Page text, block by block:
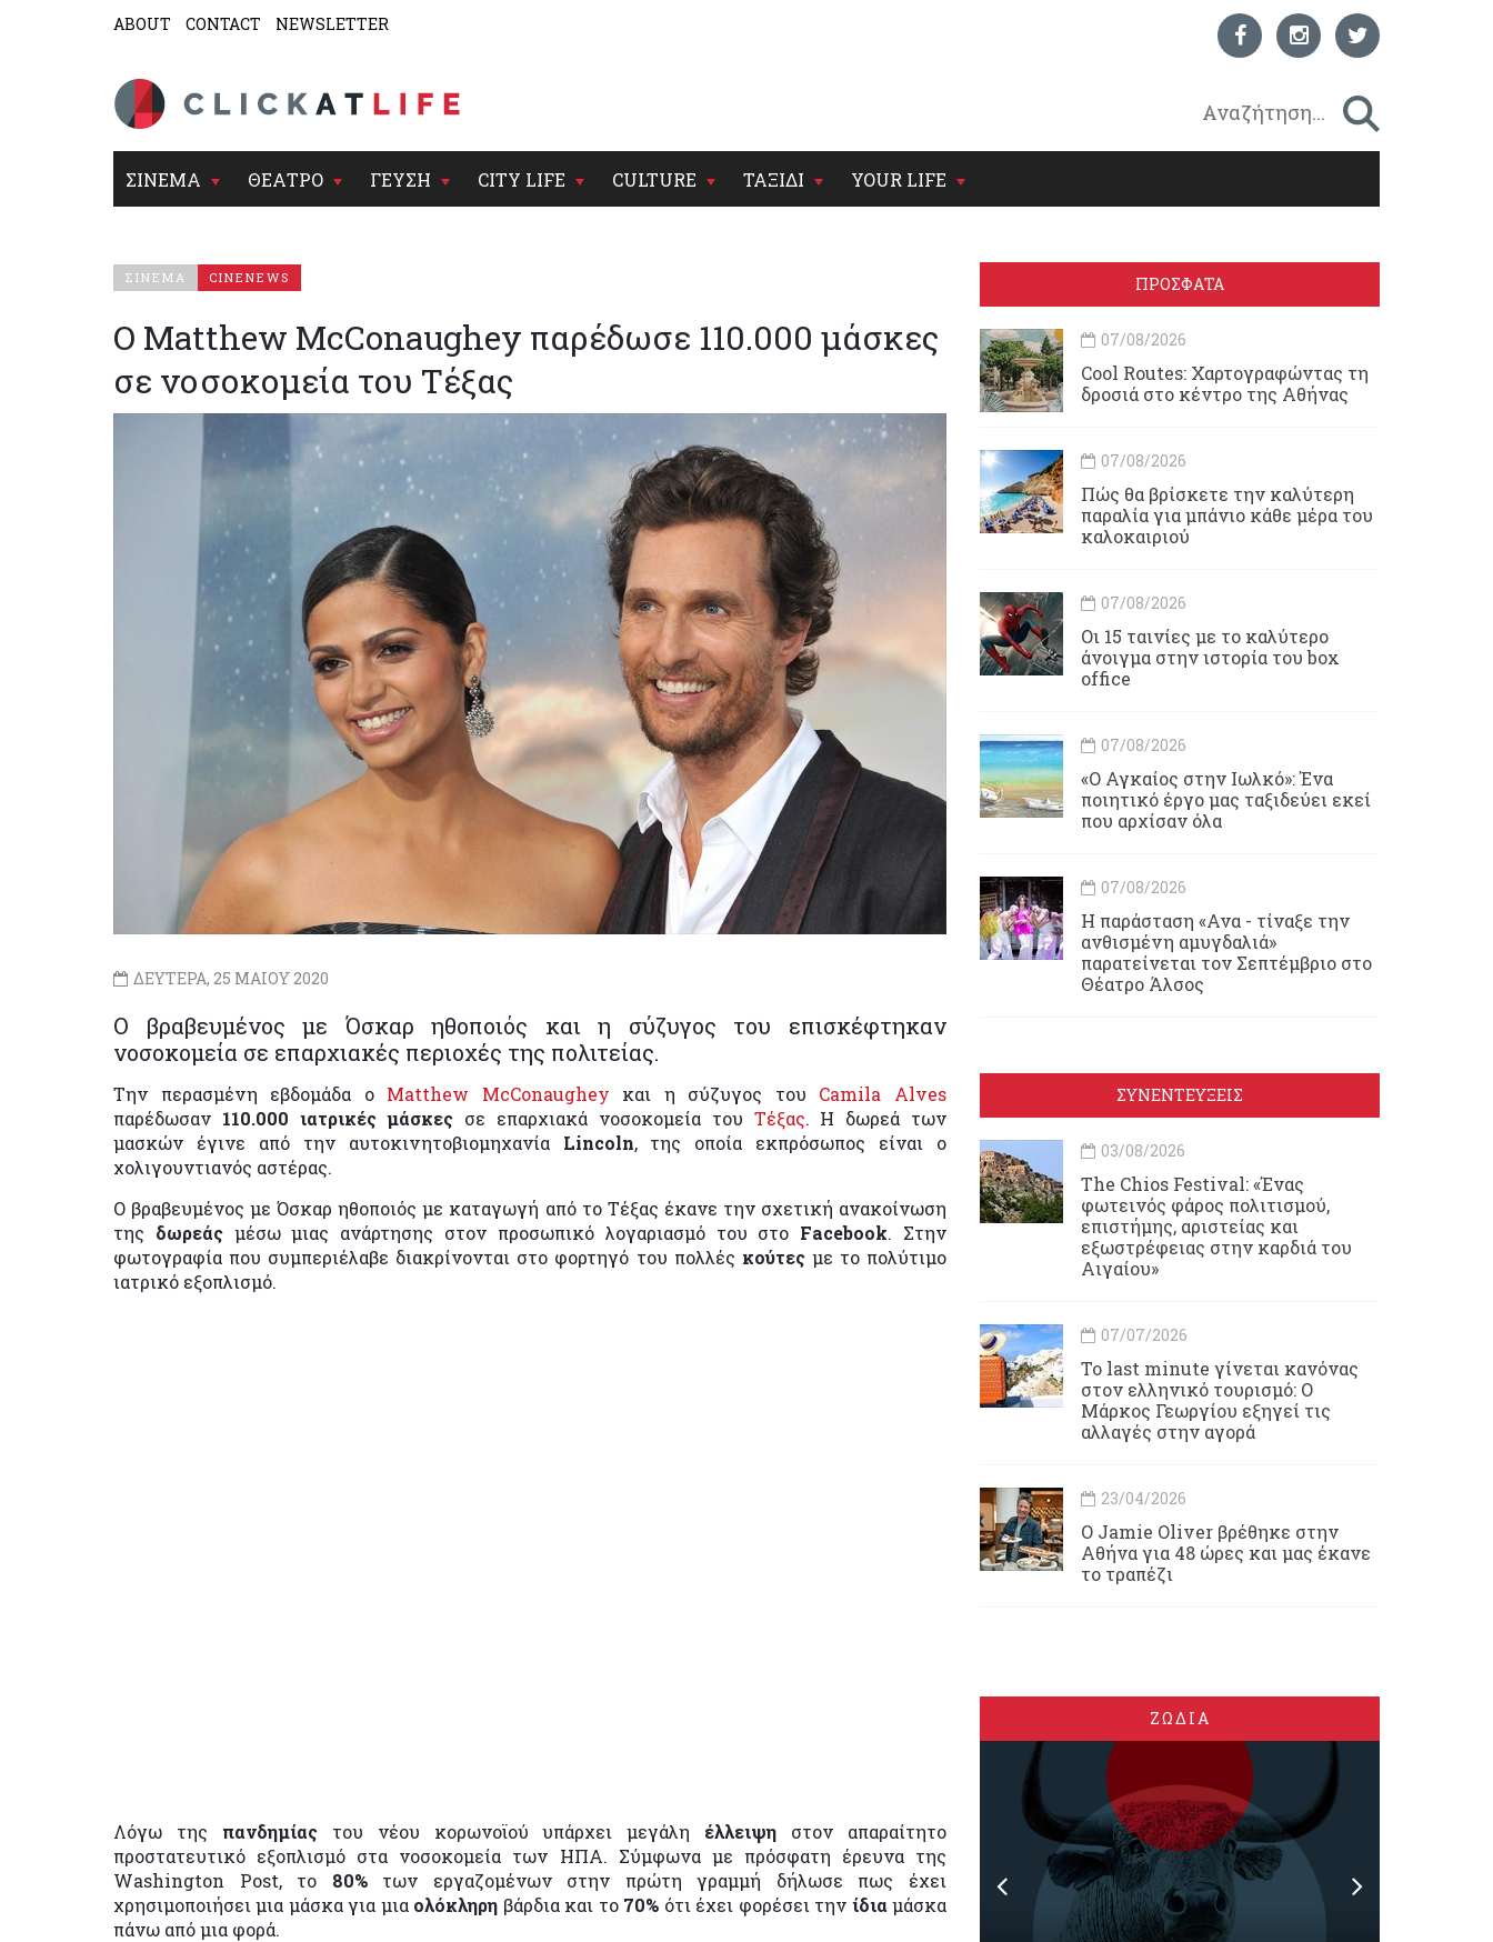
ABOUT CONTACT NEWSLETTER
ΣΙΝΕΜΑ ΘΕΑΤΡΟ ΓΕΥΣΗ CITY LIFE CULTURE ΤΑΞΙΔΙ YOUR LIFE
ΣΙΝΕΜΑ CINENEWS
Ο Matthew McConaughey παρέδωσε 110.000 μάσκες
σε νοσοκομεία του Τέξας
ΔΕΥΤΕΡΑ, 25 ΜΑΙΟΥ 2020
Ο βραβευμένος με Όσκαρ ηθοποιός και η σύζυγος του επισκέφτηκαν
νοσοκομεία σε επαρχιακές περιοχές της πολιτείας.
Την περασμένη εβδομάδα ο Matthew McConaughey και η σύζυγος του Camila Alves
παρέδωσαν 110.000 ιατρικές μάσκες σε επαρχιακά νοσοκομεία του Τέξας. Η δωρεά των
μασκών έγινε από την αυτοκινητοβιομηχανία Lincoln, της οποία εκπρόσωπος είναι ο
χολιγουντιανός αστέρας.
Ο βραβευμένος με Όσκαρ ηθοποιός με καταγωγή από το Τέξας έκανε την σχετική ανακοίνωση
της δωρεάς μέσω μιας ανάρτησης στον προσωπικό λογαριασμό του στο Facebook. Στην
φωτογραφία που συμπεριέλαβε διακρίνονται στο φορτηγό του πολλές κούτεςμε το πολύτιμο
ιατρικό εξοπλισμό.
Λόγω της πανδημίας του νέου κορωνοϊού υπάρχει μεγάλη έλλειψη στον απαραίτητο
προστατευτικό εξοπλισμό στα νοσοκομεία των ΗΠΑ. Σύμφωνα με πρόσφατη έρευνα της
Washington Post, το 80%των εργαζομένων στην πρώτη γραμμή δήλωσε πως έχει
χρησιμοποιήσει μια μάσκα για μια ολόκληρη βάρδια και το 70% ότι έχει φορέσει την ίδιαμάσκα
πάνω από μια φορά.
ΠΡΟΣΦΑΤΑ
07/08/2026
Cool Routes: Χαρτογραφώντας τη
δροσιά στο κέντρο της Αθήνας
07/08/2026
Πώς θα βρίσκετε την καλύτερη
παραλία για μπάνιο κάθε μέρα του
καλοκαιριού
07/08/2026
Οι 15 ταινίες με το καλύτερο
άνοιγμα στην ιστορία του box
office
07/08/2026
«Ο Αγκαίος στην Ιωλκό»: Ένα
ποιητικό έργο μας ταξιδεύει εκεί
που αρχίσαν όλα
07/08/2026
Η παράσταση «Ανα - τίναξε την
ανθισμένη αμυγδαλιά»
παρατείνεται τον Σεπτέμβριο στο
Θέατρο Άλσος
ΣΥΝΕΝΤΕΥΞΕΙΣ
03/08/2026
Τhe Chios Festival: «Ένας
φωτεινός φάρος πολιτισμού,
επιστήμης, αριστείας και
εξωστρέφειας στην καρδιά του
Αιγαίου»
07/07/2026
Το last minute γίνεται κανόνας
στον ελληνικό τουρισμό: Ο
Μάρκος Γεωργίου εξηγεί τις
αλλαγές στην αγορά
23/04/2026
Ο Jamie Oliver βρέθηκε στην
Αθήνα για 48 ώρες και μας έκανε
το τραπέζι
ΖΩΔΙΑ